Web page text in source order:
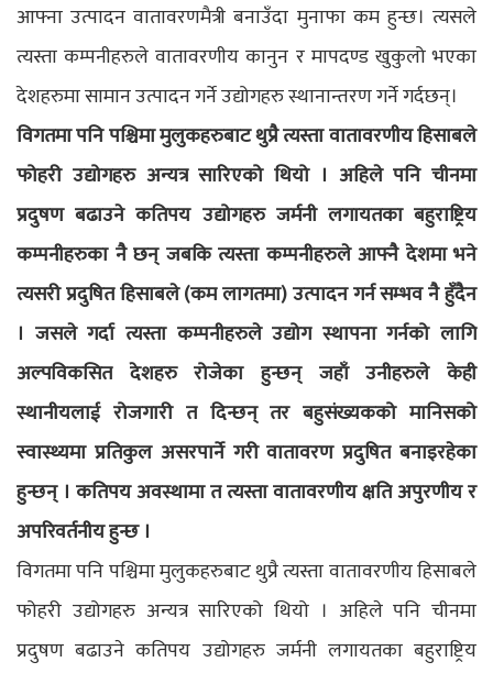
आफ्ना उत्पादन वातावरणमैत्री बनाउँदा मुनाफा कम हुन्छ। त्यसले
त्यस्ता कम्पनीहरुले वातावरणीय कानुन र मापदण्ड खुकुलो भएका
देशहरुमा सामान उत्पादन गर्ने उद्योगहरु स्थानान्तरण गर्ने गर्दछन्।
विगतमा पनि पश्चिमा मुलुकहरुबाट थुप्रै त्यस्ता वातावरणीय हिसाबले
फोहरी उद्योगहरु अन्यत्र सारिएको थियो । अहिले पनि चीनमा
प्रदुषण बढाउने कतिपय उद्योगहरु जर्मनी लगायतका बहुराष्ट्रिय
कम्पनीहरुका नै छन् जबकि त्यस्ता कम्पनीहरुले आफ्नै देशमा भने
त्यसरी प्रदुषित हिसाबले (कम लागतमा) उत्पादन गर्न सम्भव नै हुँदैन
। जसले गर्दा त्यस्ता कम्पनीहरुले उद्योग स्थापना गर्नको लागि
अल्पविकसित देशहरु रोजेका हुन्छन् जहाँ उनीहरुले केही
स्थानीयलाई रोजगारी त दिन्छन् तर बहुसंख्यकको मानिसको
स्वास्थ्यमा प्रतिकुल असरपार्ने गरी वातावरण प्रदुषित बनाइरहेका
हुन्छन् । कतिपय अवस्थामा त त्यस्ता वातावरणीय क्षति अपुरणीय र
अपरिवर्तनीय हुन्छ ।
विगतमा पनि पश्चिमा मुलुकहरुबाट थुप्रै त्यस्ता वातावरणीय हिसाबले
फोहरी उद्योगहरु अन्यत्र सारिएको थियो । अहिले पनि चीनमा
प्रदुषण बढाउने कतिपय उद्योगहरु जर्मनी लगायतका बहुराष्ट्रिय